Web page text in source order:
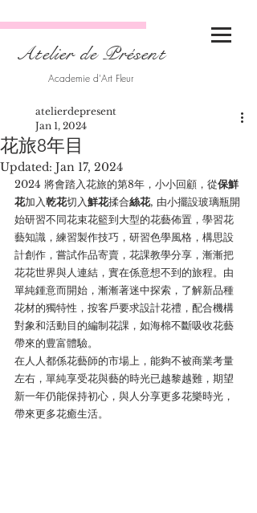
Atelier de Présent
Academie d'Art Fleur
花旅8年目
atelierdepresent
Jan 1, 2024
Updated: Jan 17, 2024
2024 將會踏入花旅的第8年，小小回顧，從保鮮
花加入乾花切入鮮花揉合絲花, 由小擺設玻璃瓶開
始研習不同花束花籃到大型的花藝佈置，學習花
藝知識，練習製作技巧，研習色學風格，構思設
計創作，嘗試作品寄賣，花課教學分享，漸漸把
花花世界與人連結，實在係意想不到的旅程。由
單純鍾意而開始，漸漸著迷中探索，了解新品種
花材的獨特性，按客戶要求設計花禮，配合機構
對象和活動目的編制花課，如海棉不斷吸收花藝
帶來的豊富體驗。
在人人都係花藝師的市場上，能夠不被商業考量
左右，單純享受花與藝的時光已越黎越難，期望
新一年仍能保持初心，與人分享更多花樂時光，
帶來更多花癒生活。